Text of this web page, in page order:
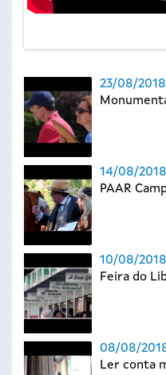
23/08/2018
14/08/2018
PAAR
10/08/2018
Feira do
08/08/
Ler conta